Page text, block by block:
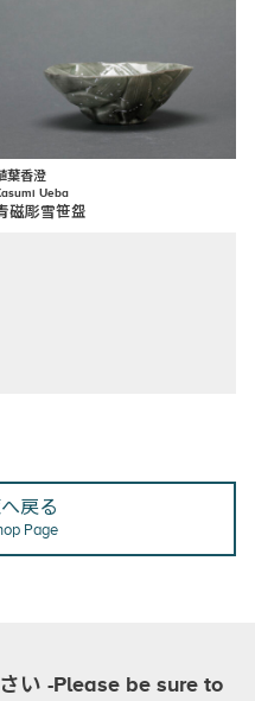
葉香澄
Ueba
磁彫雪笹盌
戻る
Page
い -Please be sure to